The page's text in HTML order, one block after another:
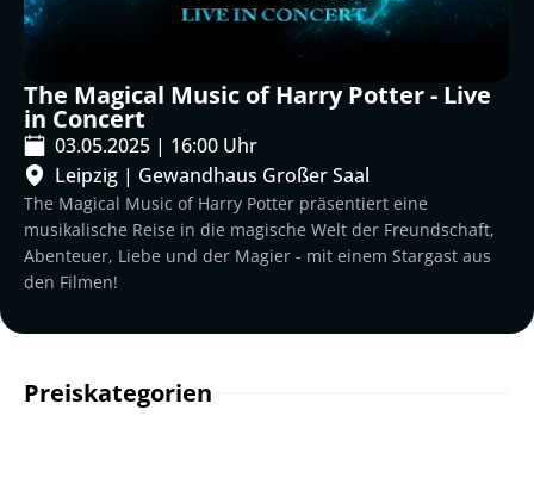
The Magical Music of Harry Potter - Live
in Concert
03.05.2025 | 16:00 Uhr
Leipzig | Gewandhaus Großer Saal
The Magical Music of Harry Potter präsentiert eine
musikalische Reise in die magische Welt der Freundschaft,
Abenteuer, Liebe und der Magier - mit einem Stargast aus
den Filmen!
Preiskategorien